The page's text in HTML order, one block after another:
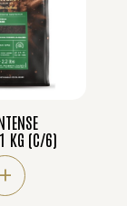
KG (C/6)
+